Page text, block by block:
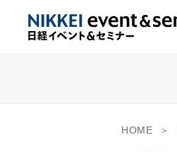
HOME